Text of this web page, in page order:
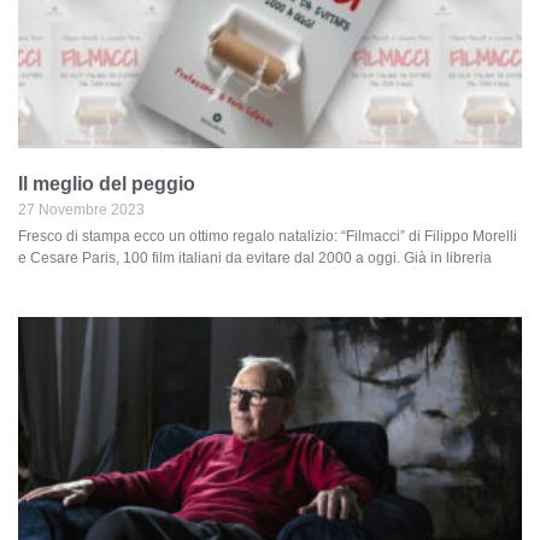
Il meglio del peggio
27 Novembre 2023
Fresco di stampa ecco un ottimo regalo natalizio: “Filmacci” di Filippo Morelli
e Cesare Paris, 100 film italiani da evitare dal 2000 a oggi. Già in libreria